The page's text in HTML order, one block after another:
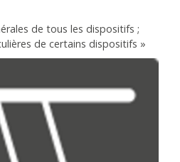
de tous les dispositifs ;
de certains dispositifs »